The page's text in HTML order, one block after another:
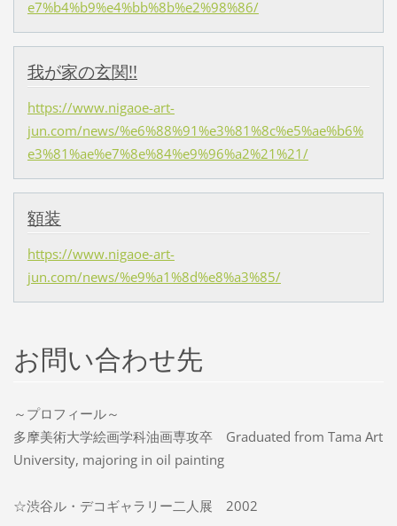
e7%b4%b9%e4%bb%8b%e2%98%86/
我が家の玄関!!
https://www.nigaoe-art-
jun.com/news/%e6%88%91%e3%81%8c%e5%ae%b6%
e3%81%ae%e7%8e%84%e9%96%a2%21%21/
額装
https://www.nigaoe-art-
jun.com/news/%e9%a1%8d%e8%a3%85/
お問い合わせ先
～プロフィール～
多摩美術大学絵画学科油画専攻卒 Graduated from Tama Art
University, majoring in oil painting
☆渋谷ル・デコギャラリー二人展 2002